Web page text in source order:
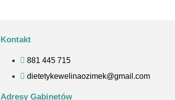
Kontakt
881 445 715
dietetykewelinaozimek@gmail.com
Adresy Gabinetów